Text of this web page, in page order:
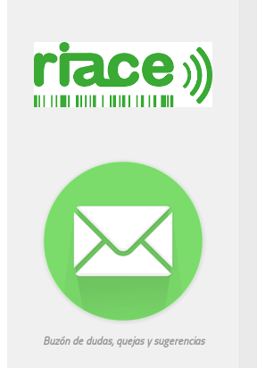
Buzón de dudas, quejas y sugerencias